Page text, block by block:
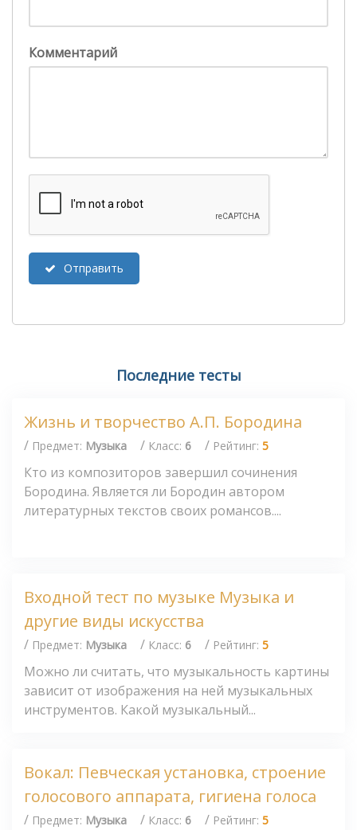
Комментарий
Отправить
Последние тесты
Жизнь и творчество А.П. Бородина
/ Предмет: Музыка / Класс: 6 / Рейтинг: 5
Кто из композиторов завершил сочинения
Бородина. Является ли Бородин автором
литературных текстов своих романсов....
Входной тест по музыке Музыка и
другие виды искусства
/ Предмет: Музыка / Класс: 6 / Рейтинг: 5
Можно ли считать, что музыкальность картины
зависит от изображения на ней музыкальных
инструментов. Какой музыкальный...
Вокал: Певческая установка, строение
голосового аппарата, гигиена голоса
/ Предмет: Музыка / Класс: 6 / Рейтинг: 5